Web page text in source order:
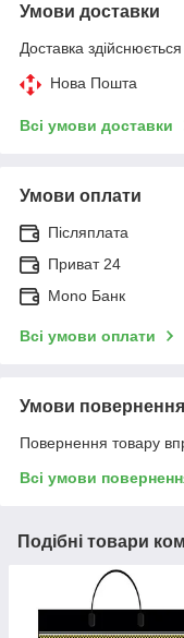
Умови доставки
Доставка
Нова Пошта
Всі умови доставки
Умови оплати
Післяплата
Приват 24
Mono Банк
Всі умови оплати
Умови повернення
Повернення товару
Всі умови
Подібні товари